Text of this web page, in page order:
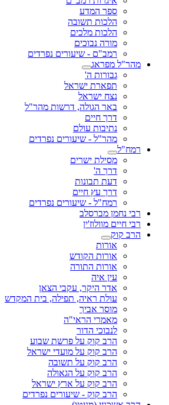
ספר המדע
הלכות תשובה
הלכות מלכים
מורה נבוכים
רמב"ם - שיעורים נפרדים
מהר"ל מפראג
גבורות ה'
תפארת ישראל
נצח ישראל
באר הגולה, דרשות מהר"ל
דרך חיים
נתיבות עולם
מהר"ל - שיעורים נפרדים
רמח"ל
מסילת ישרים
דרך ה'
דעת תבונות
דרך עץ חיים
רמח"ל - שיעורים נפרדים
רבי נחמן מברסלב
רבי חיים מוולוז'ין
הרב קוק
אורות
אורות הקודש
אורות התורה
עין איה
אדר היקר, עקבי הצאן
עולת ראיה, תפילה, בית המקדש
מוסר אביך
מאמרי הראי"ה
לנבוכי הדור
הרב קוק על פרשת שבוע
הרב קוק על מועדי ישראל
הרב קוק על תשובה
הרב קוק על הגאולה
הרב קוק על ארץ ישראל
הרב קוק - שיעורים נפרדים